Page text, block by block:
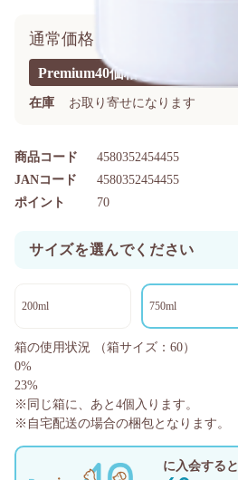
Premium40価格
通常価格
在庫 お取り寄せになります
商品コード 4580352454455
ポイント 70
JANコード 4580352454455
サイズを選んでください
200ml 750ml
に入会すると
箱の使用状況
（箱サイズ：60）
0%
23%
※同じ箱に、あと 4個入ります。
※自宅配送の場合の梱包となります。